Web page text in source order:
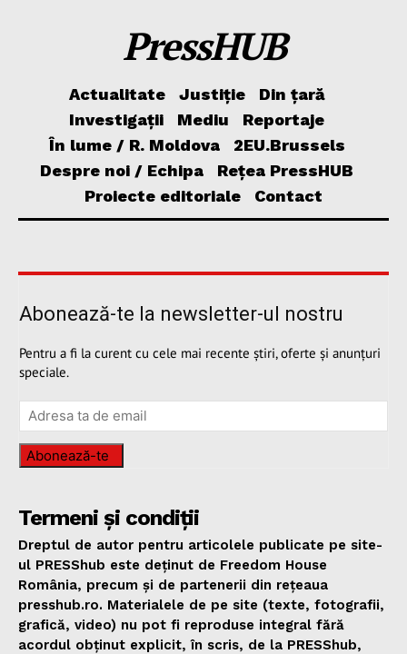
PressHUB
Actualitate Justiție
Din țară
Investigații
Mediu
Reportaje
În lume / R. Moldova
2EU.Brussels
Despre noi / Echipa
Rețea PressHUB
Proiecte editoriale
Contact
Abonează-te la newsletter-ul nostru
Pentru a fi la curent cu cele mai recente știri, oferte și anunțuri
speciale.
Abonează-te
Termeni și condiții
Dreptul de autor pentru articolele publicate pe site-
ul PRESShub este deținut de Freedom House
România, precum și de partenerii din rețeaua
presshub.ro. Materialele de pe site (texte, fotografii,
grafică, video) nu pot fi reproduse integral fără
acordul obținut explicit, în scris, de la PRESShub,